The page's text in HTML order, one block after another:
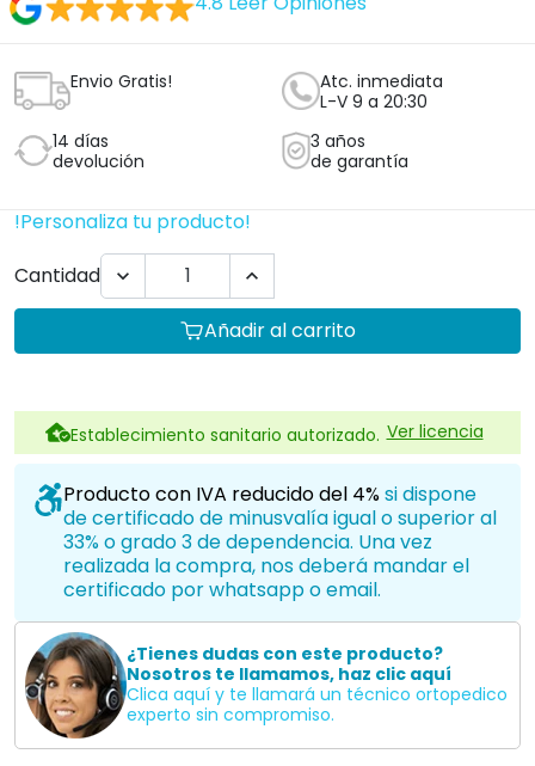
Envio Gratis!
Atc. inmediata
L-V 9 a 20:30
14 días
devolución
3 años
de garantía
!Personaliza tu producto!
Cantidad
 
Añadir al carrito
Establecimiento sanitario autorizado. Ver licencia
Producto con IVA reducido del 4%si dispone
de certificado de minusvalía igual o superior al
33% o grado 3 de dependencia. Una vez
realizada la compra, nos deberá mandar el
certificado por whatsapp o email.
¿Tienes dudas con este producto?
Nosotros te llamamos, haz clic aquí
Clica aquí y te llamará un técnico ortopedico
experto sin compromiso.